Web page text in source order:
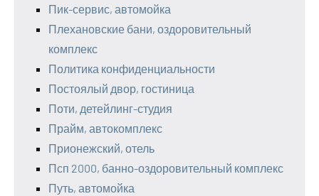
Пик-сервис, автомойка
Плехановские бани, оздоровительный
комплекс
Политика конфиденциальности
Постоялый двор, гостиница
Поти, детейлинг-студия
Прайм, автокомплекс
Прионежский, отель
Псп 2000, банно-оздоровительный комплекс
Путь, автомойка